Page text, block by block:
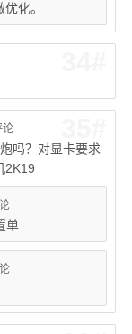
化。
论
吗？对显卡要求
2K19
单